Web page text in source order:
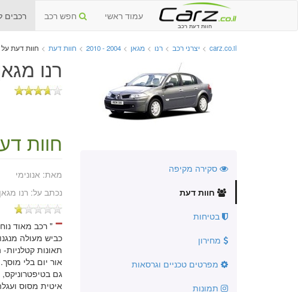
חוות דעת רכב
עמוד ראשי חפש רכב רכבים
carz.co.il
> יצרני רכב > רנו > מגאן >
2004 - 2010
> חוות דעת > חוות דעת על רנו מגאן
רנו מגאן יד
סקירה מקיפה
חוות דעת
בטיחות
מחירון
מפרטים טכניים וגרסאות
תמונות
חוות
מאת:אנונימי
נכתב על:רנו מגאן 2007 סדאן 4
" רכב מאוד
כביש מעולה
תאונות
גם